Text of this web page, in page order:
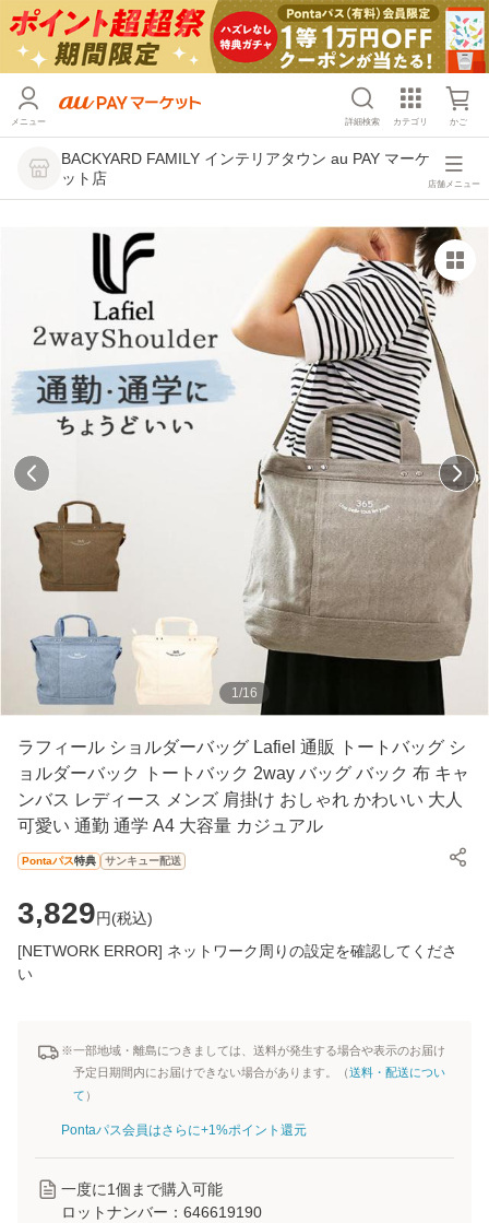
メニュー 詳細検索 カテゴリ かご
BACKYARD FAMILY インテリアタウン au PAY マーケ
ット店
店舗メニュー
1/16
ラフィール ショルダーバッグ Lafiel 通販 トートバッグ シ
ョルダーバック トートバック 2way バッグ バック 布 キャ
ンバス レディース メンズ 肩掛け おしゃれ かわいい 大人
可愛い 通勤 通学 A4 大容量 カジュアル
Pontaパス特典 サンキュー配送
3,829円(税込)
[NETWORK ERROR] ネットワーク周りの設定を確認してくださ
い
※一部地域・離島につきましては、送料が発生する場合や表示のお届け
予定日期間内にお届けできない場合があります。（送料・配送につい
て ）
Pontaパス会員はさらに+1%ポイント還元
一度に1個まで購入可能
ロットナンバー： 646619190